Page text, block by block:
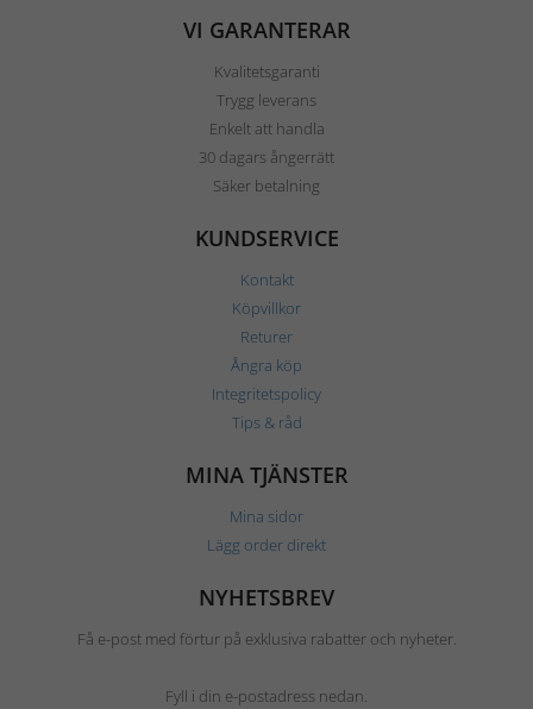
VI GARANTERAR
Kvalitetsgaranti
Trygg leverans
Enkelt att handla
30 dagars ångerrätt
Säker betalning
KUNDSERVICE
Kontakt
Köpvillkor
Returer
Ångra köp
Integritetspolicy
Tips & råd
MINA TJÄNSTER
Mina sidor
Lägg order direkt
NYHETSBREV
Få e-post med förtur på exklusiva rabatter och nyheter.
Fyll i din e-postadress nedan.